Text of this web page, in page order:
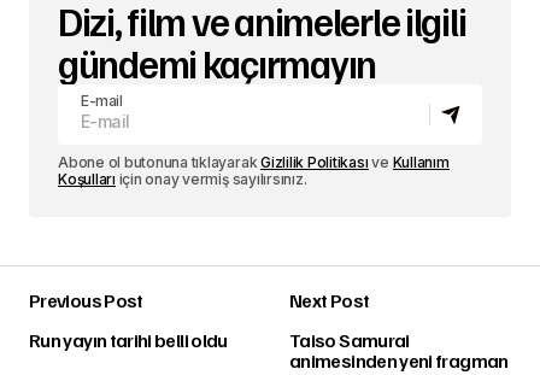
Dizi, film ve animelerle ilgili
gündemi kaçırmayın
E-mail
Abone ol butonuna tıklayarakGizlilik Politikası ve Kullanım
Koşulları için onay vermiş sayılırsınız.
Previous Post
Run yayın tarihi belli oldu
Next Post
Taiso Samurai
animesinden yeni fragman